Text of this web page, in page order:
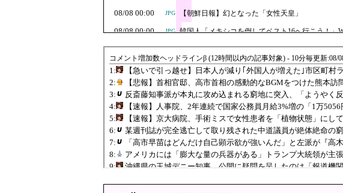
08/08 00:00 JPG 【朝鮮日報】幻となった「女性天皇」
08/08 00:00 JPG 韓国人「メキシコを倒してベスト16へ行こう！」
08/08 00:00 JPG 毛沢東、党内の「自己批判」を密告合戦に変えて
08/07 23:59 JPG 【悲報】首相官邸、高市首相の感動的なBGMをつ
08/07 23:55 JPG 朝鮮日報 幻となった「女性天皇」 [8/7]
08/07 23:47 JPG 徴集兵の20％は女性、イザベラ王女の
08/07 23:45 JPG
韓国人「海外で韓国サッカー
（ﾌﾞﾙﾌﾞﾙ」＝韓国の反応
08/07 23:29 JPG 中国の海警局と海軍の船が衝突2人死亡 南シナ
08/07 23:11 JPG 【悲報】テレ朝「れいわ、新党移行に伴い旧グッ